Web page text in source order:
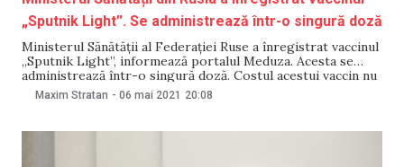
„Sputnik Light”. Se administrează într-o singură doză
Ministerul Sănătății al Federației Ruse a înregistrat vaccinul
„Sputnik Light”, informează portalul Meduza. Acesta se
administrează într-o singură doză. Costul acestui vaccin nu
va fi mai mare de 10 dolari. „Eficacitatea serului cu o singură
componentă a fost de 79,4% din a 28-a zi de la vaccinare”, se
Maxim Stratan - 06 mai 2021 20:08